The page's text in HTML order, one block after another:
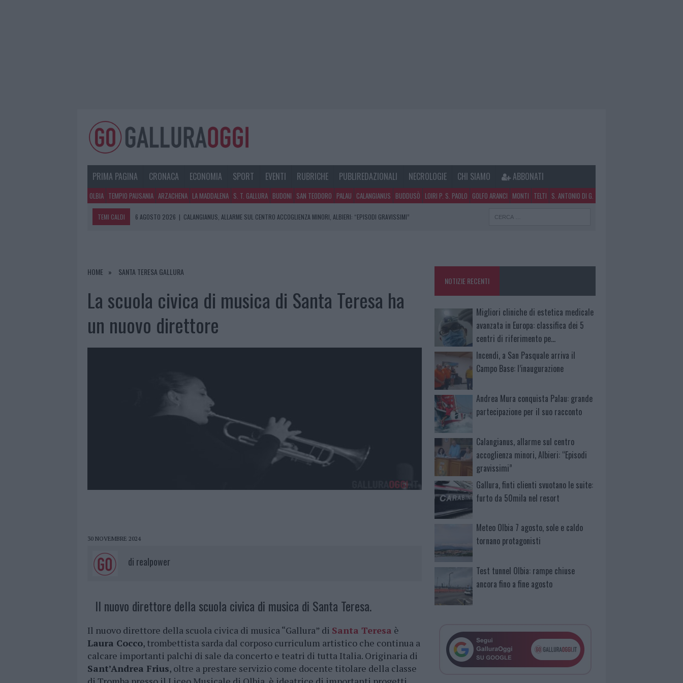
PRIMA PAGINA CRONACA ECONOMIA SPORT EVENTI RUBRICHE PUBLIREDAZIONALI NECROLOGIE CHI SIAMO ABBONATI
OLBIA TEMPIO PAUSANIA ARZACHENA LA MADDALENA S. T. GALLURA BUDONI SAN TEODORO PALAU CALANGIANUS BUDDUSÒ LOIRI P. S. PAOLO GOLFO ARANCI MONTI TELTI S. ANTONIO DI G.
TEMI CALDI 6 AGOSTO 2026 | CALANGIANUS, ALLARME SUL CENTRO ACCOGLIENZA MINORI, ALBIERI: “EPISODI GRAVISSIMI”
PER I TRATTAMENTI LASER NON INVASIVI
6 AGOSTO 2026
ANDREA MURA CONQUISTA PALAU: GRANDE PARTECIPAZIONE PER IL SUO RACCONTO
HOME SANTA TERESA GALLURA
La scuola civica di musica di Santa Teresa ha
un nuovo direttore
30 NOVEMBRE 2024
di realpower
Il nuovo direttore della scuola civica di musica di Santa Teresa.
Il nuovo direttore della scuola civica di musica “Gallura” di Santa Teresa è
Laura Cocco, trombettista sarda dal corposo curriculum artistico che continua a
calcare importanti palchi di sale da concerto e teatri di tutta Italia. Originaria di
Sant’Andrea Frius, oltre a prestare servizio come docente titolare della classe
NOTIZIE RECENTI
Migliori cliniche di estetica medicale
avanzata in Europa: classifica dei 5
centri di riferimento pe…
Incendi, a San Pasquale arriva il
Campo Base: l’inaugurazione
Andrea Mura conquista Palau: grande
partecipazione per il suo racconto
Calangianus, allarme sul centro
accoglienza minori, Albieri: “Episodi
gravissimi”
Gallura, finti clienti svuotano le suite:
furto da 50mila nel resort
Meteo Olbia 7 agosto, sole e caldo
tornano protagonisti
Test tunnel Olbia: rampe chiuse
ancora fino a fine agosto